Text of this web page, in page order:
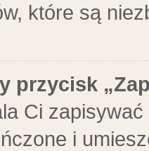
które są
przycisk
Ci
i